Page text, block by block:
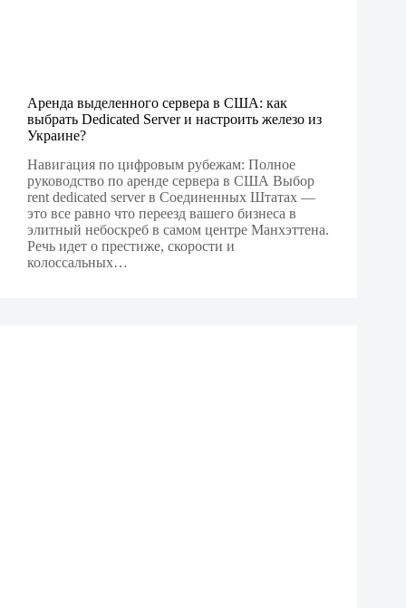
Аренда выделенного сервера в США: как
выбрать Dedicated Server и настроить железо из
Украине?
Навигация по цифровым рубежам: Полное
руководство по аренде сервера в США Выбор
rent dedicated server в Соединенных Штатах —
это все равно что переезд вашего бизнеса в
элитный небоскреб в самом центре Манхэттена.
Речь идет о престиже, скорости и
колоссальных…